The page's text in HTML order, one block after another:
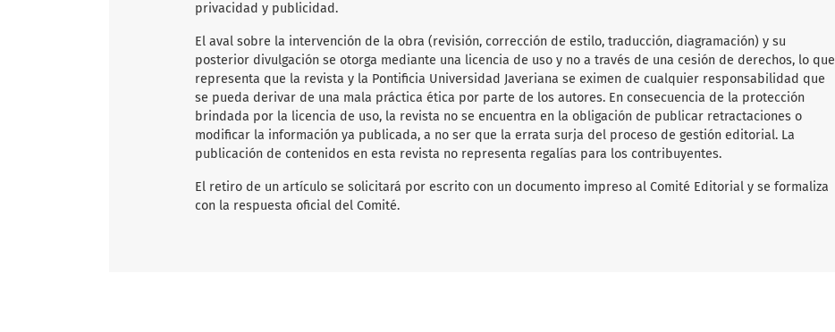
privacidad y publicidad.
El aval sobre la intervención de la obra (revisión, corrección de estilo, traducción, diagramación) y su
posterior divulgación se otorga mediante una licencia de uso y no a través de una cesión de derechos, lo que
representa que la revista y la Pontificia Universidad Javeriana se eximen de cualquier responsabilidad que
se pueda derivar de una mala práctica ética por parte de los autores. En consecuencia de la protección
brindada por la licencia de uso, la revista no se encuentra en la obligación de publicar retractaciones o
modificar la información ya publicada, a no ser que la errata surja del proceso de gestión editorial. La
publicación de contenidos en esta revista no representa regalías para los contribuyentes.
El retiro de un artículo se solicitará por escrito con un documento impreso al Comité Editorial y se formaliza
con la respuesta oficial del Comité.